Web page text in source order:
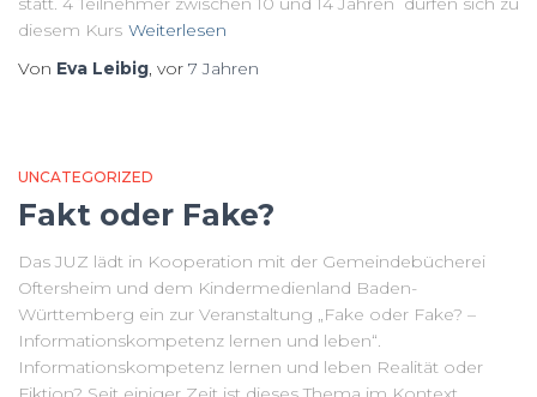
diesem Kurs Weiterlesen
Von Eva Leibig, vor 7 Jahren
UNCATEGORIZED
Fakt oder Fake?
Das JUZ lädt in Kooperation mit der Gemeindebücherei
Oftersheim und dem Kindermedienland Baden-
Württemberg ein zur Veranstaltung „Fake oder Fake? –
Informationskompetenz lernen und leben“.
Informationskompetenz lernen und leben Realität oder